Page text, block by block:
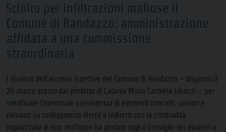
Sciolto per infiltrazioni mafiose il
Comune di Randazzo: amministrazione
affidata a una commissione
straordinaria
I risultati dell’accesso ispettivo nel Comune di Randazzo – disposto il
20 marzo scorso dal prefetto di Catania Maria Carmela Librizzi – per
«verificare l’eventuale sussistenza di elementi concreti, univoci e
rilevanti su collegamenti diretti o indiretti con la criminalità
organizzata di tipo mafioso» ha portato oggi il Consiglio dei ministri a